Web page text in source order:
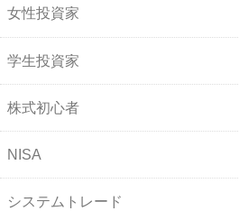
女性投資家
学生投資家
株式初心者
NISA
システムトレード